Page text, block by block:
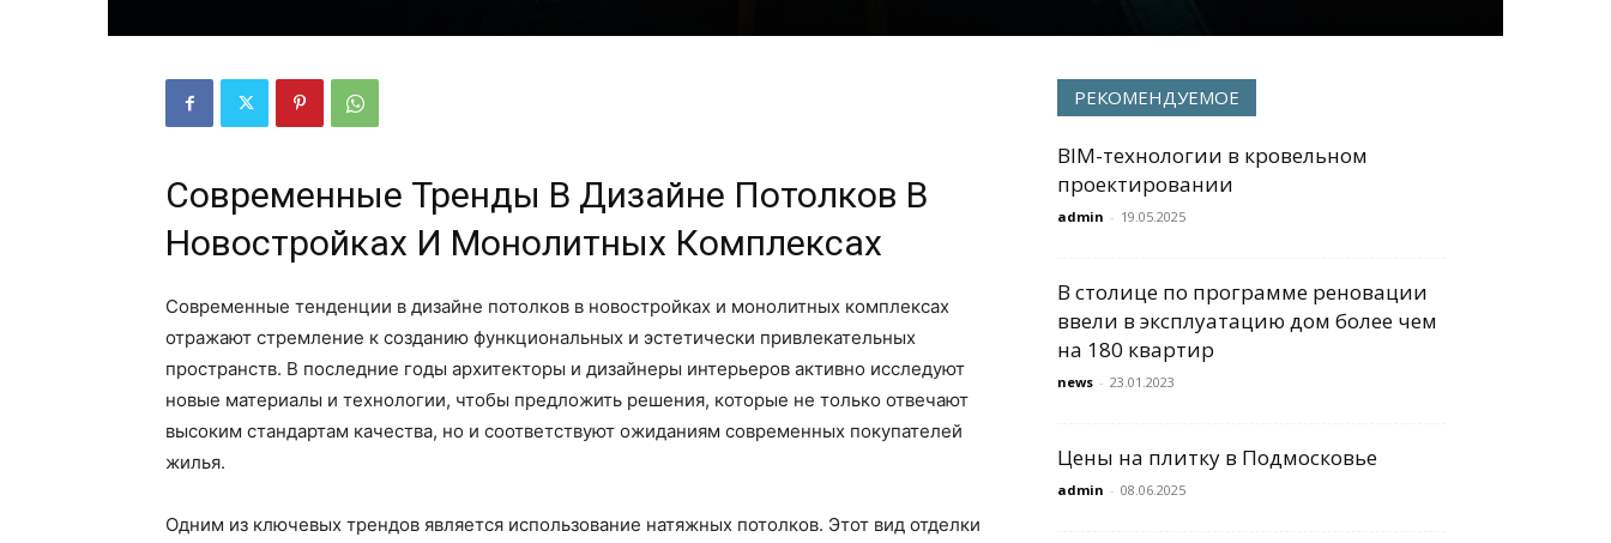
Современные Тренды В Дизайне Потолков В
Новостройках И Монолитных Комплексах
Современные тенденции в дизайне потолков в новостройках и монолитных комплексах
отражают стремление к созданию функциональных и эстетически привлекательных
пространств. В последние годы архитекторы и дизайнеры интерьеров активно исследуют
новые материалы и технологии, чтобы предложить решения, которые не только отвечают
высоким стандартам качества, но и соответствуют ожиданиям современных покупателей
жилья.
Одним из ключевых трендов является использование натяжных потолков. Этот вид отделки
РЕКОМЕНДУЕМОЕ
BIM-технологии в кровельном
проектировании
admin - 19.05.2025
В столице по программе реновации
ввели в эксплуатацию дом более чем
на 180 квартир
news - 23.01.2023
Цены на плитку в Подмосковье
admin - 08.06.2025